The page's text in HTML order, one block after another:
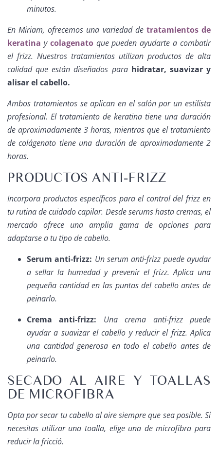
minutos.
En Miriam, ofrecemos una variedad de tratamientos de
keratina y colagenatoque pueden ayudarte a combatir
el frizz. Nuestros tratamientos utilizan productos de alta
calidad que están diseñados para hidratar, suavizar y
alisar el cabello.
Ambos tratamientos se aplican en el salón por un estilista
profesional. El tratamiento de keratina tiene una duración
de aproximadamente 3 horas, mientras que el tratamiento
de colágenato tiene una duración de aproximadamente 2
horas.
PRODUCTOS ANTI-FRIZZ
Incorpora productos específicos para el control del frizz en
tu rutina de cuidado capilar. Desde serums hasta cremas, el
mercado ofrece una amplia gama de opciones para
adaptarse a tu tipo de cabello.
Serum anti-frizz: Un serum anti-frizz puede ayudar
a sellar la humedad y prevenir el frizz. Aplica una
pequeña cantidad en las puntas del cabello antes de
peinarlo.
Crema anti-frizz: Una crema anti-frizz puede
ayudar a suavizar el cabello y reducir el frizz. Aplica
una cantidad generosa en todo el cabello antes de
peinarlo.
SECADO AL AIRE Y TOALLAS
DE MICROFIBRA
Opta por secar tu cabello al aire siempre que sea posible. Si
necesitas utilizar una toalla, elige una de microfibra para
reducir la fricció.